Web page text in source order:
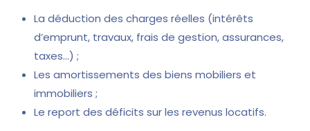
La déduction des charges réelles (intérêts
d’emprunt, travaux, frais de gestion, assurances,
taxes…) ;
Les amortissements des biens mobiliers et
immobiliers ;
Le report des déficits sur les revenus locatifs.